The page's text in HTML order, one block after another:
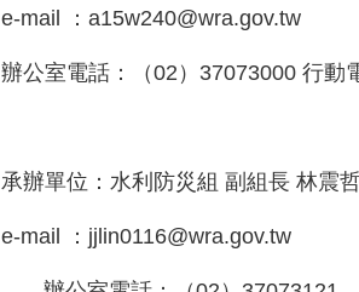
e-mail ：a15w240@wra.gov.tw
辦公室電話：（02）37073000 行動
承辦單位：水利防災組 副組長 林震
e-mail ：jjlin0116@wra.gov.tw